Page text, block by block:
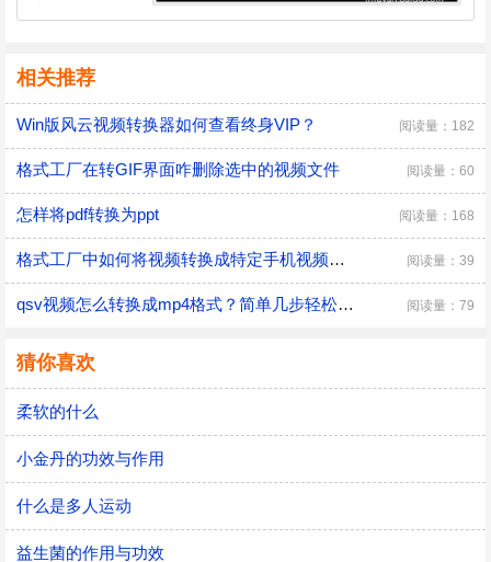
相关推荐
Win版风云视频转换器如何查看终身VIP？ 阅读量：182
格式工厂在转GIF界面咋删除选中的视频文件 阅读量：60
怎样将pdf转换为ppt 阅读量：168
格式工厂中如何将视频转换成特定手机视频格式 阅读量：39
qsv视频怎么转换成mp4格式？简单几步轻松转换！ 阅读量：79
猜你喜欢
柔软的什么
小金丹的功效与作用
什么是多人运动
益生菌的作用与功效